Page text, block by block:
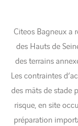
Citeos Bagneux a
des Hauts de
des terrains
Les contraintes
des mâts de stade
risque, en site
préparation